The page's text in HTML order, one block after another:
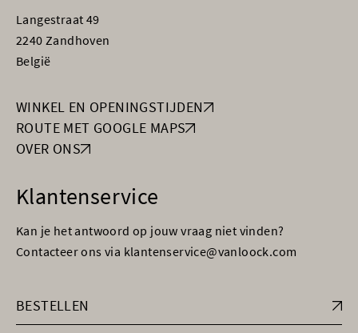
Langestraat 49
2240 Zandhoven
België
WINKEL EN OPENINGSTIJDEN
ROUTE MET GOOGLE MAPS
OVER ONS
Klantenservice
Kan je het antwoord op jouw vraag niet vinden?
Contacteer ons via klantenservice@vanloock.com
BESTELLEN